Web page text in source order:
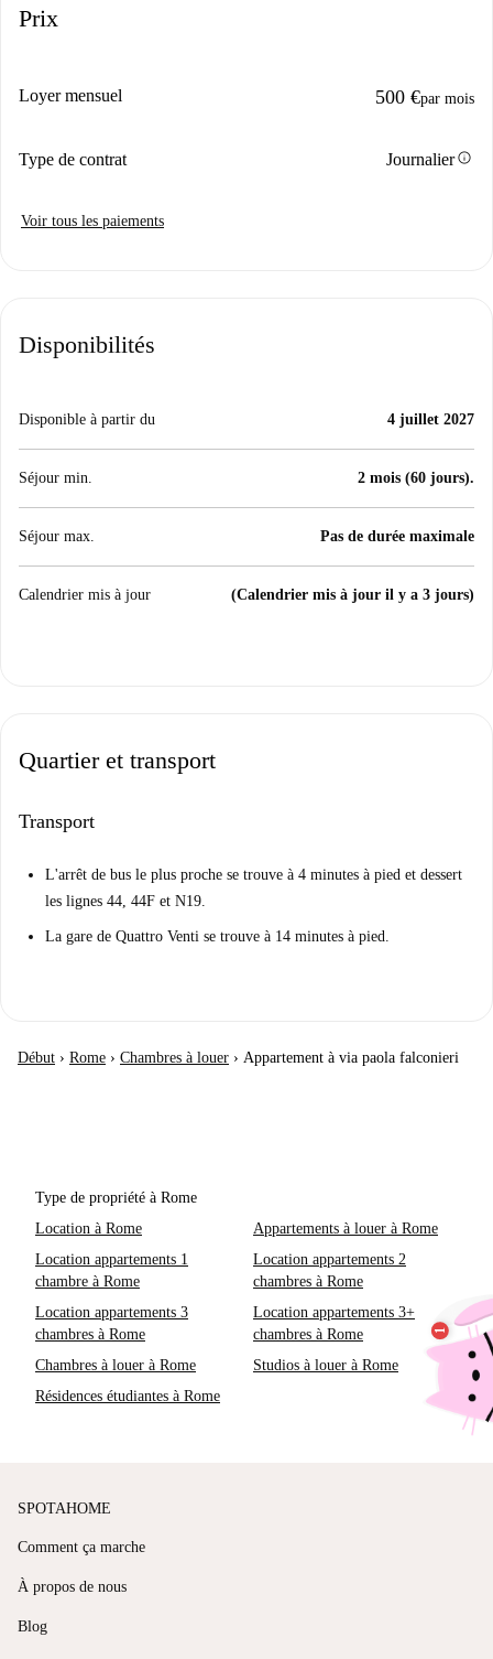
Prix
Loyer mensuel 500 €par mois
Type de contrat Journalierinfo
Voir tous les paiements
Disponibilités
Disponible à partir du 4 juillet 2027
Séjour min. 2 mois (60 jours).
Séjour max. Pas de durée maximale
Calendrier mis à jour (Calendrier mis à jour il y a 3 jours)
Quartier et transport
Transport
L'arrêt de bus le plus proche se trouve à 4 minutes à pied et dessert
les lignes 44, 44F et N19.
La gare de Quattro Venti se trouve à 14 minutes à pied.
Début › Rome › Chambres à louer › Appartement à via paola falconieri
Type de propriété à Rome
Location à Rome
Appartements à louer à Rome
Location appartements 1
chambre à Rome
Location appartements 2
chambres à Rome
Location appartements 3
chambres à Rome
Location appartements 3+
chambres à Rome
Chambres à louer à Rome
Studios à louer à Rome
Résidences étudiantes à Rome
SPOTAHOME
Comment ça marche
À propos de nous
Blog